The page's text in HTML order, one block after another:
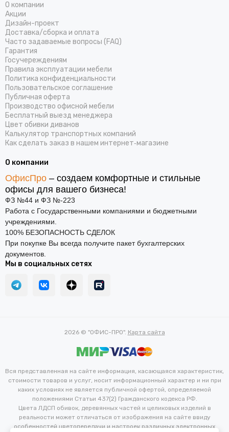
О компании
Акции
Дизайн-проект
Доставка/cборка и оплата
Часто задаваемые вопросы (FAQ)
Гарантия
Госучереждениям
Правила эксплуатации мебели
Политика конфиденциальности
Пользовательское соглашение
Публичная оферта
Производство офисной мебели
Бесплатный выезд менеджера
Цвет обивки диванов
Калькулятор транспортных компаний
Как сделать заказ в нашем интернет‑магазине
О компании
ОфисПро – создаем комфортные и стильные
офисы для вашего бизнеса!
ФЗ №44 и ФЗ №-223
Работа с Государственными компаниями и бюджетными
учреждениями.
100% БЕЗОПАСНОСТЬ СДЕЛОК
При покупке Вы всегда получите пакет бухгалтерских
документов.
Мы в социальных сетях
2026 © "ОФИС-ПРО". Карта сайта
Вся представленная на сайте информация, касающаяся характеристик,
стоимости товаров и услуг, носит информационный характер и ни при
каких условиях не является публичной офертой, определяемой
положениями Статьи 437(2) Гражданского кодекса РФ.
Цвета ЛДСП обивок, деревянных частей и целиковых изделий в
реальности может отличаться от изображения на сайте ввиду
особенностей цветопередачи и настроек различных электронных